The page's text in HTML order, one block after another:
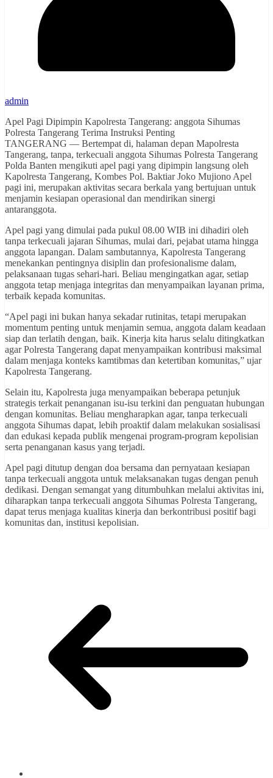
admin
Apel Pagi Dipimpin Kapolresta Tangerang: anggota Sihumas
Polresta Tangerang Terima Instruksi Penting
TANGERANG — Bertempat di, halaman depan Mapolresta
Tangerang, tanpa, terkecuali anggota Sihumas Polresta Tangerang
Polda Banten mengikuti apel pagi yang dipimpin langsung oleh
Kapolresta Tangerang, Kombes Pol. Baktiar Joko Mujiono Apel
pagi ini, merupakan aktivitas secara berkala yang bertujuan untuk
menjamin kesiapan operasional dan mendirikan sinergi
antaranggota.
Apel pagi yang dimulai pada pukul 08.00 WIB ini dihadiri oleh
tanpa terkecuali jajaran Sihumas, mulai dari, pejabat utama hingga
anggota lapangan. Dalam sambutannya, Kapolresta Tangerang
menekankan pentingnya disiplin dan profesionalisme dalam,
pelaksanaan tugas sehari-hari. Beliau mengingatkan agar, setiap
anggota tetap menjaga integritas dan menyampaikan layanan prima,
terbaik kepada komunitas.
“Apel pagi ini bukan hanya sekadar rutinitas, tetapi merupakan
momentum penting untuk menjamin semua, anggota dalam keadaan
siap dan terlatih dengan, baik. Kinerja kita harus selalu ditingkatkan
agar Polresta Tangerang dapat menyampaikan kontribusi maksimal
dalam menjaga konteks kamtibmas dan ketertiban komunitas,” ujar
Kapolresta Tangerang.
Selain itu, Kapolresta juga menyampaikan beberapa petunjuk
strategis terkait penanganan isu-isu terkini dan penguatan hubungan
dengan komunitas. Beliau mengharapkan agar, tanpa terkecuali
anggota Sihumas dapat, lebih proaktif dalam melakukan sosialisasi
dan edukasi kepada publik mengenai program-program kepolisian
serta penanganan kasus yang terjadi.
Apel pagi ditutup dengan doa bersama dan pernyataan kesiapan
tanpa terkecuali anggota untuk melaksanakan tugas dengan penuh
dedikasi. Dengan semangat yang ditumbuhkan melalui aktivitas ini,
diharapkan tanpa terkecuali anggota Sihumas Polresta Tangerang,
dapat terus menjaga kualitas kinerja dan berkontribusi positif bagi
komunitas dan, institusi kepolisian.